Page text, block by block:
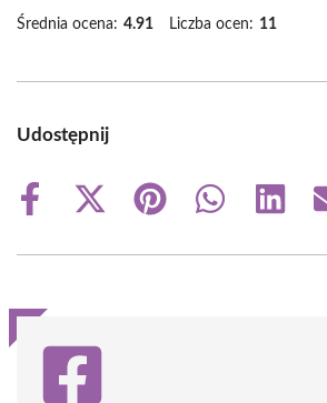
Średnia ocena: 4.91 Liczba ocen: 11
Udostępnij
Share
Share
(Twitter)
Share
Share
Share